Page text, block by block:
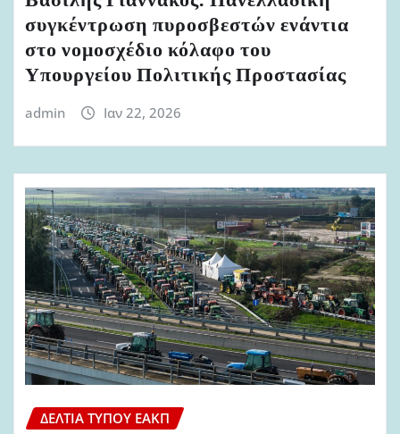
συγκέντρωση πυροσβεστών ενάντια
στο νομοσχέδιο κόλαφο του
Υπουργείου Πολιτικής Προστασίας
admin Ιαν 22, 2026
ΔΕΛΤΊΑ ΤΎΠΟΥ ΕΑΚΠ